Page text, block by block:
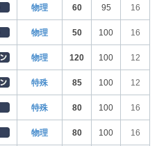
物理 60 95 16
物理 50 100 16
物理 120 100 12
特殊 85 100 12
特殊 80 100 16
物理 80 100 16